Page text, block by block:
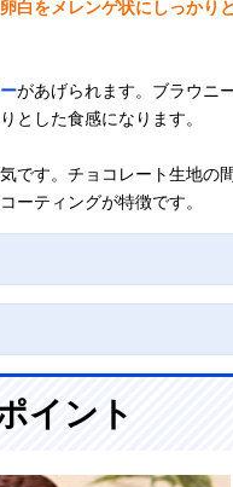
卵白をメレンゲ状にしっかり
があげられます。ブラウニ
とした食感になります。
です。チョコレート生地の
ーティングが特徴です。
イント